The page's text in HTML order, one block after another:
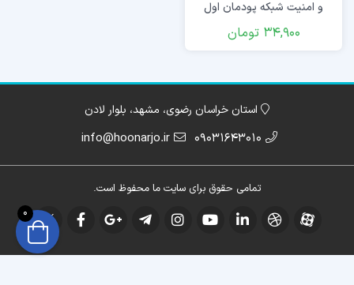
و امنیت شبکه پودمان اول
34,900 تومان
استان خراسان رضوی، مشهد، بلوار لادن
09031643010
info@hoonarjo.ir
تمامی حقوق برای سایت ما محفوظ است.
0